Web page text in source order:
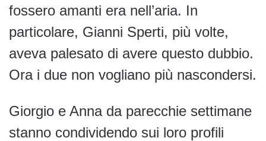
fossero amanti era nell’aria. In
particolare, Gianni Sperti, più volte,
aveva palesato di avere questo dubbio.
Ora i due non vogliano più nascondersi.
Giorgio e Anna da parecchie settimane
stanno condividendo sui loro profili